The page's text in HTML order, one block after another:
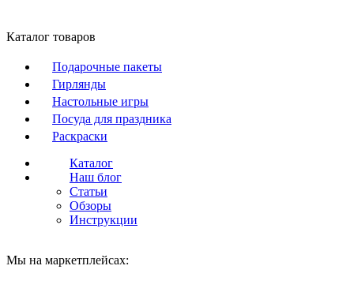
Каталог товаров
Подарочные пакеты
Гирлянды
Настольные игры
Посуда для праздника
Раскраски
Каталог
Наш блог
Статьи
Обзоры
Инструкции
Мы на маркетплейсах: